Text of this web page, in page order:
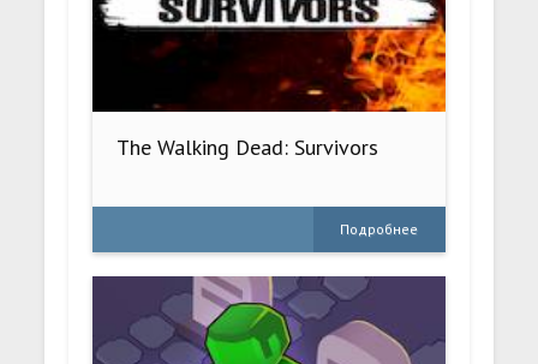
The Walking Dead: Survivors
Подробнее